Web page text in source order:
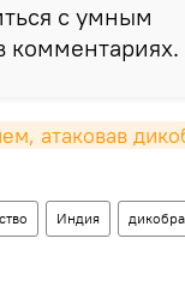
с умным
комментариях.
атаковав
Индия